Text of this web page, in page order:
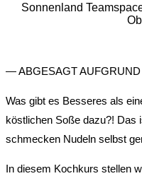
Sonnenland
— ABGESAGT
Was gibt es Besseres als
köstlichen Soße dazu?! Das
schmecken Nudeln selbst
In diesem Kochkurs stellen